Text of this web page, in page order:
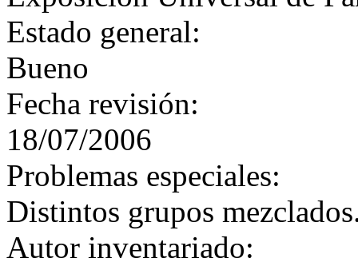
Estado general:
Bueno
Fecha revisión:
18/07/2006
Problemas especiales:
Distintos grupos
Autor inventariado: